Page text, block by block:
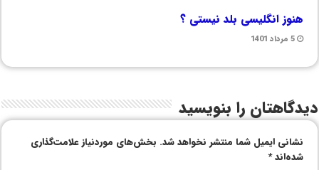
هنوز انگلیسی بلد نیستی ؟
5 مرداد 1401
دیدگاهتان را بنویسید
نشانی ایمیل شما منتشر نخواهد شد. بخش‌های موردنیاز علامت‌گذاری
شده‌اند*